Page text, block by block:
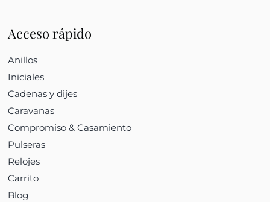
Acceso rápido
Anillos
Iniciales
Cadenas y dijes
Caravanas
Compromiso & Casamiento
Pulseras
Relojes
Carrito
Blog